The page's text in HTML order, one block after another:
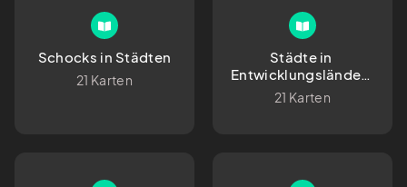
Schocks in Städten
21 Karten
Städte in
Entwicklungsländern
21 Karten